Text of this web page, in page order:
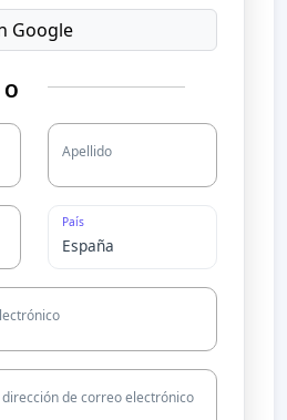
Google
O
Apellido
País
de correo electrónico